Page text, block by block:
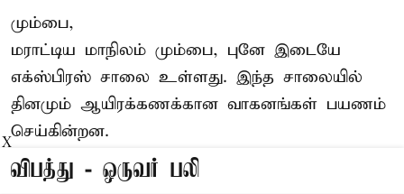
மும்பை,
மராட்டிய மாநிலம் மும்பை, புனே இடையே
எக்ஸ்பிரஸ் சாலை உள்ளது. இந்த சாலையில்
தினமும் ஆயிரக்கணக்கான வாகனங்கள் பயணம்
செய்கின்றன.
விபத்து - ஒருவர் பலி
X